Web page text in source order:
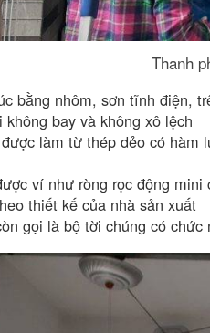
Thanh
bằng nhôm, sơn tĩnh điện,
bay và không xô lệch
làm từ thép dẻo có hàm
ví như ròng rọc động
thiết kế của nhà sản xuất
gọi là bộ tời chúng có